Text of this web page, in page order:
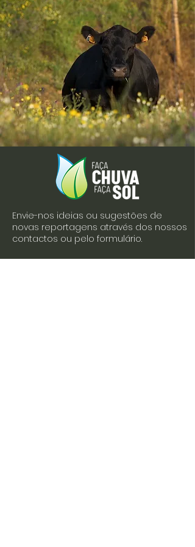
Envie-nos ideias ou sugestões de
novas reportagens através dos nossos
contactos ou pelo formulário.